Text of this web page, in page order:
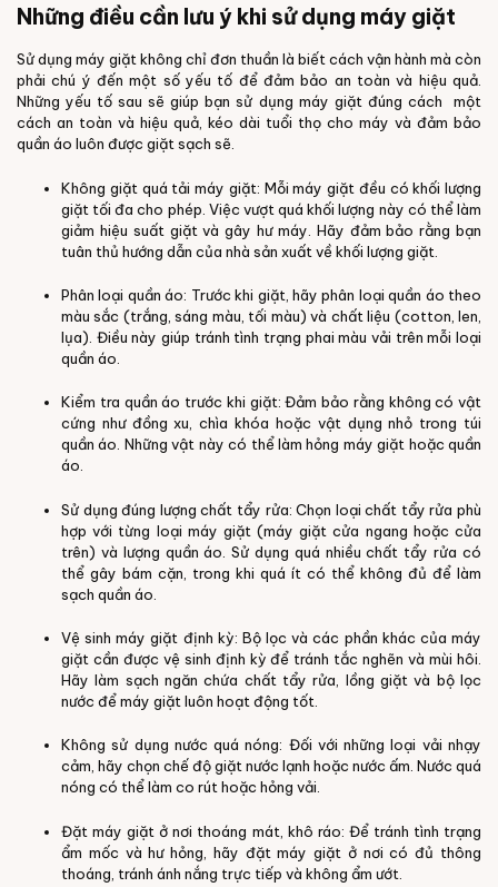
Những điều cần lưu ý khi sử dụng máy giặt
Sử dụng máy giặt không chỉ đơn thuần là biết cách vận hành mà còn
phải chú ý đến một số yếu tố để đảm bảo an toàn và hiệu quả.
Những yếu tố sau sẽ giúp bạn sử dụng máy giặt đúng cách một
cách an toàn và hiệu quả, kéo dài tuổi thọ cho máy và đảm bảo
quần áo luôn được giặt sạch sẽ.
Không giặt quá tải máy giặt: Mỗi máy giặt đều có khối lượng
giặt tối đa cho phép. Việc vượt quá khối lượng này có thể làm
giảm hiệu suất giặt và gây hư máy. Hãy đảm bảo rằng bạn
tuân thủ hướng dẫn của nhà sản xuất về khối lượng giặt.
Phân loại quần áo: Trước khi giặt, hãy phân loại quần áo theo
màu sắc (trắng, sáng màu, tối màu) và chất liệu (cotton, len,
lụa). Điều này giúp tránh tình trạng phai màu vải trên mỗi loại
quần áo.
Kiểm tra quần áo trước khi giặt: Đảm bảo rằng không có vật
cứng như đồng xu, chìa khóa hoặc vật dụng nhỏ trong túi
quần áo. Những vật này có thể làm hỏng máy giặt hoặc quần
áo.
Sử dụng đúng lượng chất tẩy rửa: Chọn loại chất tẩy rửa phù
hợp với từng loại máy giặt (máy giặt cửa ngang hoặc cửa
trên) và lượng quần áo. Sử dụng quá nhiều chất tẩy rửa có
thể gây bám cặn, trong khi quá ít có thể không đủ để làm
sạch quần áo.
Vệ sinh máy giặt định kỳ: Bộ lọc và các phần khác của máy
giặt cần được vệ sinh định kỳ để tránh tắc nghẽn và mùi hôi.
Hãy làm sạch ngăn chứa chất tẩy rửa, lồng giặt và bộ lọc
nước để máy giặt luôn hoạt động tốt.
Không sử dụng nước quá nóng: Đối với những loại vải nhạy
cảm, hãy chọn chế độ giặt nước lạnh hoặc nước ấm. Nước quá
nóng có thể làm co rút hoặc hỏng vải.
Đặt máy giặt ở nơi thoáng mát, khô ráo: Để tránh tình trạng
ẩm mốc và hư hỏng, hãy đặt máy giặt ở nơi có đủ thông
thoáng, tránh ánh nắng trực tiếp và không ẩm ướt.